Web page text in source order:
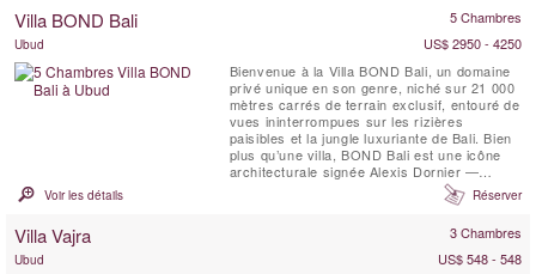
luxueuse villa privée de 3 chambres qui
Villa BOND Bali 5 Chambres
Ubud
US$ 2950 - 4250
Bienvenue à la Villa BOND Bali, un domaine
privé unique en son genre, niché sur 21 000
mètres carrés de terrain exclusif, entouré de
vues ininterrompues sur les rizières
paisibles et la jungle luxuriante de Bali. Bien
plus qu’une villa, BOND Bali est une icône
architecturale signée Alexis Dornier —
conçue pour éveiller les sens et vous
ramener à la sérénité. L’expérience se
conçues, un jardin de 5 000 m², des ...
Voir les détails Réserver
Villa Vajra 3 Chambres
Ubud
US$ 548 - 548